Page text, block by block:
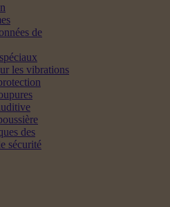
de
les vibrations
des
sécurité